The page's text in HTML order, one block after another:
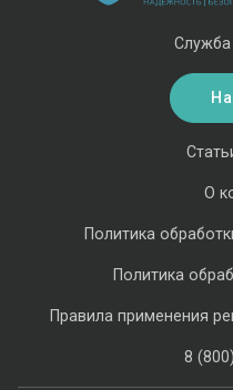
О
Политика
Политика
Правила применения
8